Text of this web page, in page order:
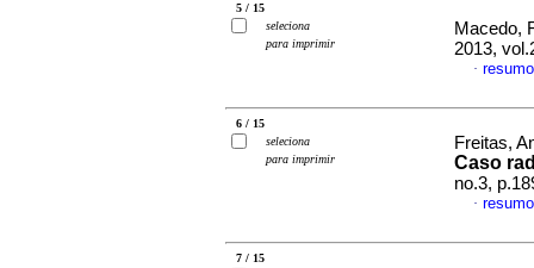
5 / 15
seleciona
para imprimir
Macedo,
2013,
·
6 / 15
seleciona
para imprimir
Freitas,
Caso
no.3,
·
7 / 15